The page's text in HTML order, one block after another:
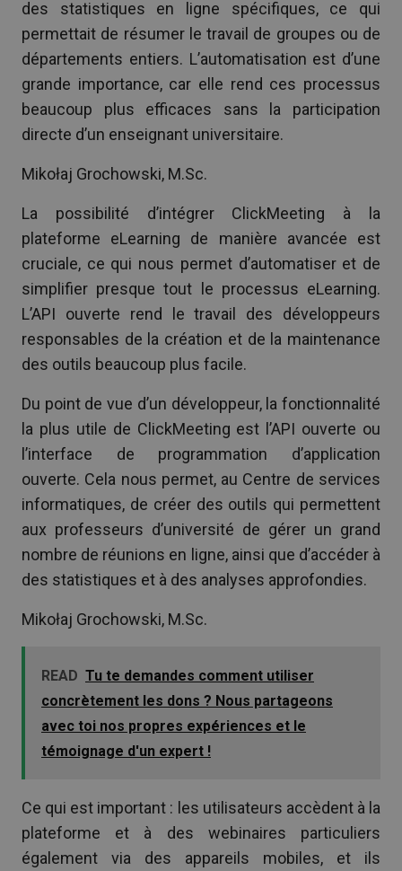
des statistiques en ligne spécifiques, ce qui
permettait de résumer le travail de groupes ou de
départements entiers. L’automatisation est d’une
grande importance, car elle rend ces processus
beaucoup plus efficaces sans la participation
directe d’un enseignant universitaire.
Mikołaj Grochowski, M.Sc.
La possibilité d’intégrer ClickMeeting à la
plateforme eLearning de manière avancée est
cruciale, ce qui nous permet d’automatiser et de
simplifier presque tout le processus eLearning.
L’API ouverte rend le travail des développeurs
responsables de la création et de la maintenance
des outils beaucoup plus facile.
Du point de vue d’un développeur, la fonctionnalité
la plus utile de ClickMeeting est l’API ouverte ou
l’interface de programmation d’application
ouverte. Cela nous permet, au Centre de services
informatiques, de créer des outils qui permettent
aux professeurs d’université de gérer un grand
nombre de réunions en ligne, ainsi que d’accéder à
des statistiques et à des analyses approfondies.
Mikołaj Grochowski, M.Sc.
READ Tu te demandes comment utiliser
concrètement les dons ? Nous partageons
avec toi nos propres expériences et le
témoignage d'un expert !
Ce qui est important : les utilisateurs accèdent à la
plateforme et à des webinaires particuliers
également via des appareils mobiles, et ils